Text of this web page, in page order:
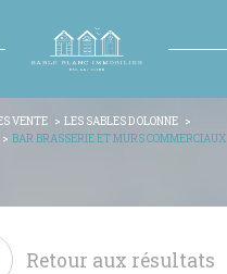
VENTE
LES SABLES D OLONNE
BAR BRASSERIE ET MURS COMMERCIAUX
Retour aux résultats